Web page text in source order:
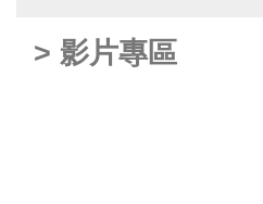
> 影片專區